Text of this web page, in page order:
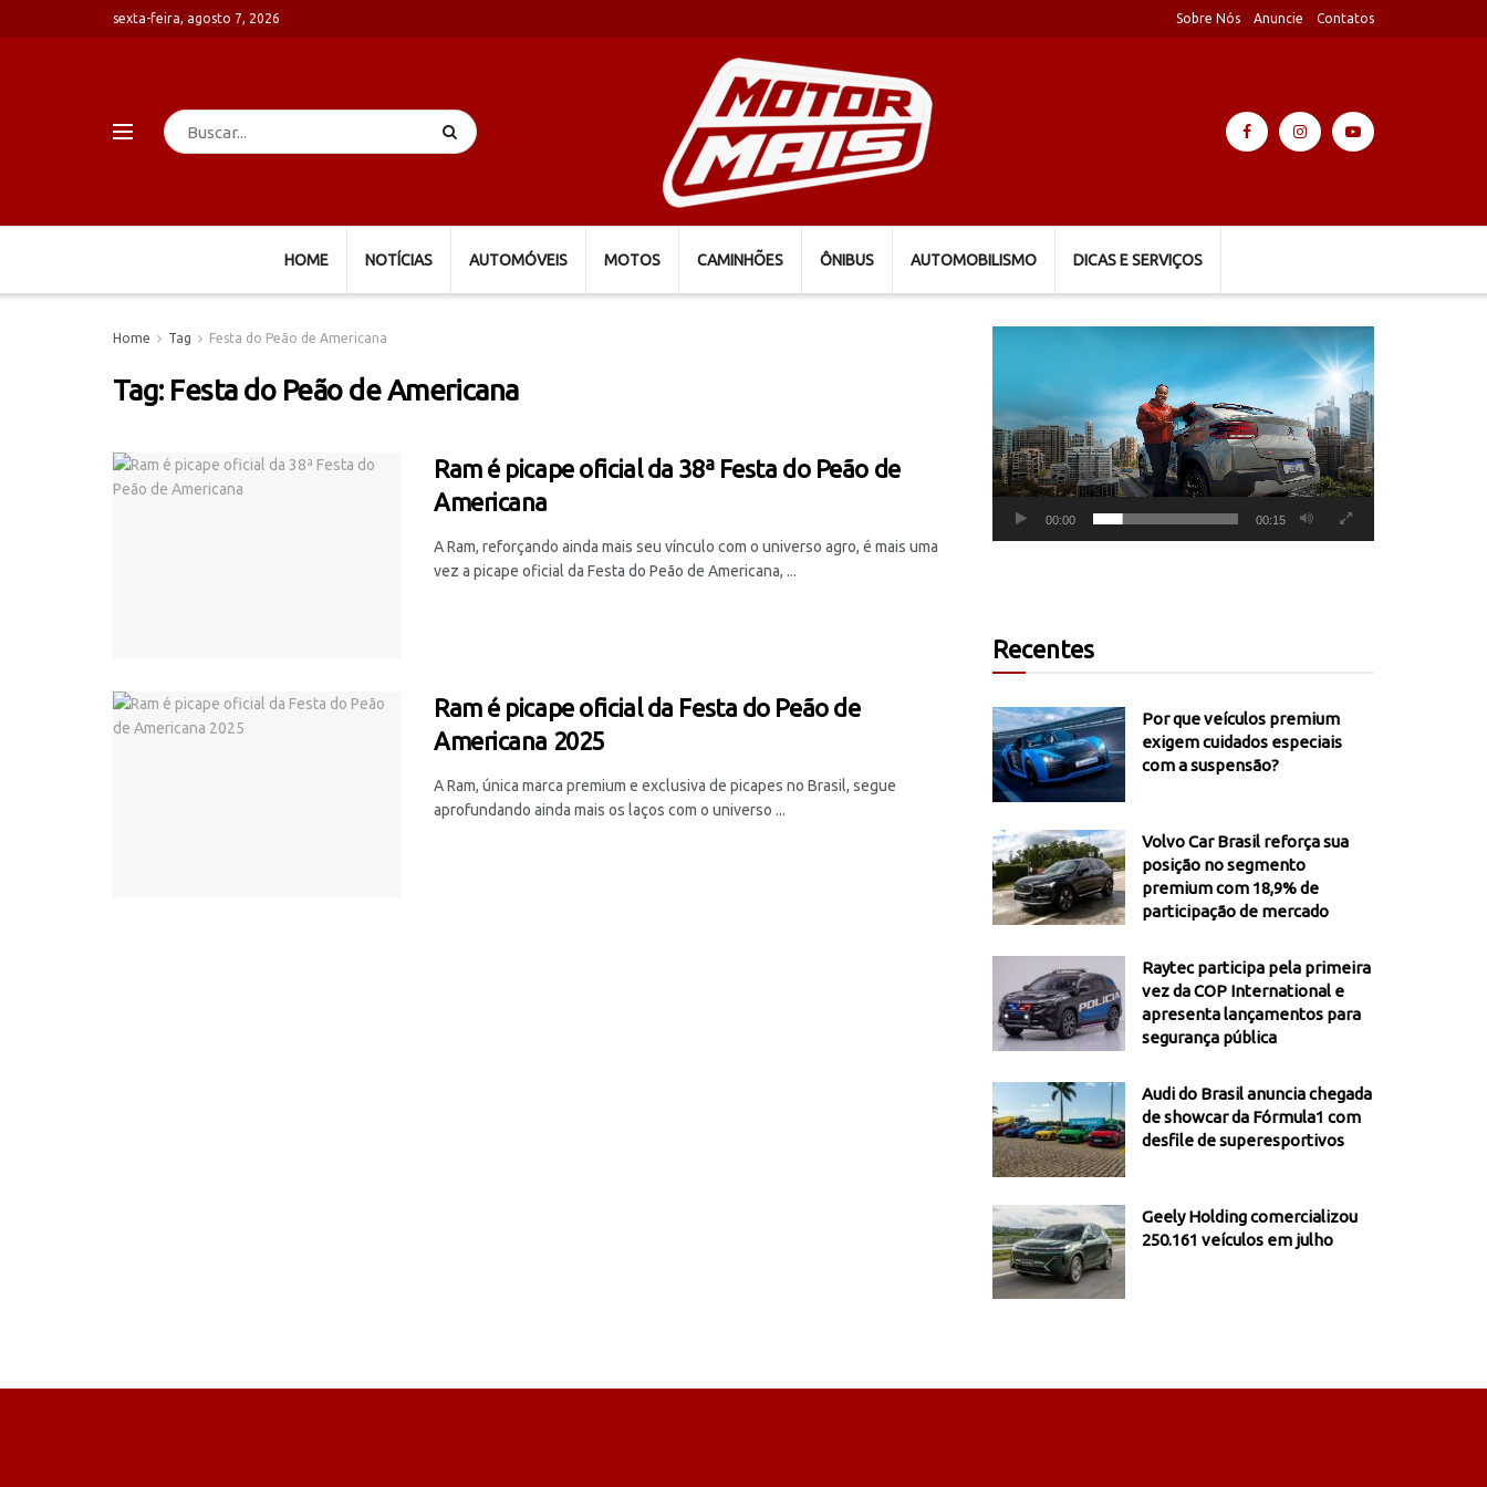
sexta-feira, agosto 7, 2026 Sobre Nós Anuncie Contatos
HOME NOTÍCIAS AUTOMÓVEIS MOTOS CAMINHÕES ÔNIBUS AUTOMOBILISMO DICAS E SERVIÇOS
Home Tag Festa do Peão de Americana
Tag: Festa do Peão de Americana
Ram é picape oficial da 38ª Festa do Peão de
Americana
A Ram, reforçando ainda mais seu vínculo com o universo agro, é mais uma
vez a picape oficial da Festa do Peão de Americana, ...
Ram é picape oficial da Festa do Peão de
Americana 2025
A Ram, única marca premium e exclusiva de picapes no Brasil, segue
aprofundando ainda mais os laços com o universo ...
00:00 00:15
Recentes
Por que veículos premium
exigem cuidados especiais
com a suspensão?
Volvo Car Brasil reforça sua
posição no segmento
premium com 18,9% de
participação de mercado
Raytec participa pela primeira
vez da COP International e
apresenta lançamentos para
segurança pública
Audi do Brasil anuncia chegada
de showcar da Fórmula1 com
desfile de superesportivos
Geely Holding comercializou
250.161 veículos em julho